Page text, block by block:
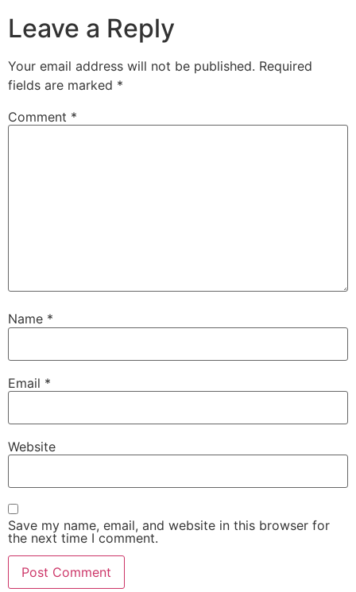
Leave a Reply
Your email address will not be published. Required
fields are marked *
Comment *
Name *
Email *
Website
Save my name, email, and website in this browser for
the next time I comment.